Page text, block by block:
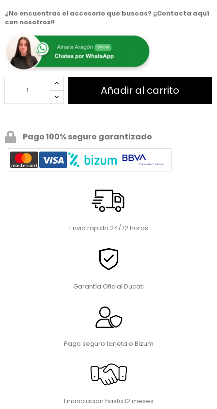
¿No encuentras el accesorio que buscas? ¡¡Contacta aquí
con nosotros!!
Añadir al carrito
Pago 100% seguro garantizado
Envio rápido 24/72 horas
Garantía Oficial Ducati
Pago seguro tarjeta o Bizum
Financiación hasta 12 meses